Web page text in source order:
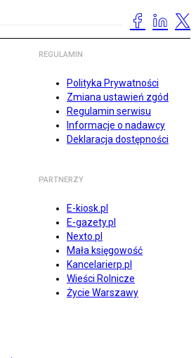
REGULAMIN
Polityka Prywatności
Zmiana ustawień zgód
Regulamin serwisu
Informacje o nadawcy
Deklaracja dostępności
PARTNERZY
E-kiosk.pl
E-gazety.pl
Nexto.pl
Mała księgowość
Kancelarierp.pl
Wieści Rolnicze
Życie Warszawy